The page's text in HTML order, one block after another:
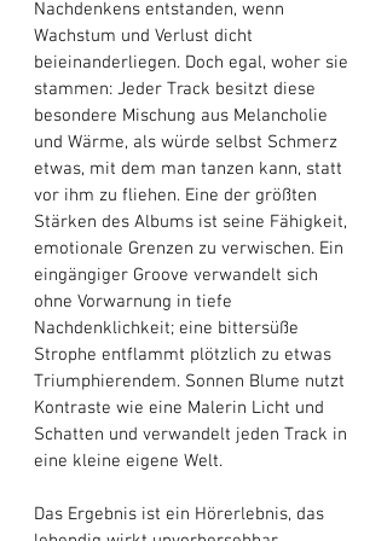
Nachdenkens entstanden, wenn
Wachstum und Verlust dicht
beieinanderliegen. Doch egal, woher sie
stammen: Jeder Track besitzt diese
besondere Mischung aus Melancholie
und Wärme, als würde selbst Schmerz
etwas, mit dem man tanzen kann, statt
vor ihm zu fliehen. Eine der größten
Stärken des Albums ist seine Fähigkeit,
emotionale Grenzen zu verwischen. Ein
eingängiger Groove verwandelt sich
ohne Vorwarnung in tiefe
Nachdenklichkeit; eine bittersüße
Strophe entflammt plötzlich zu etwas
Triumphierendem. Sonnen Blume nutzt
Kontraste wie eine Malerin Licht und
Schatten und verwandelt jeden Track in
eine kleine eigene Welt.
Das Ergebnis ist ein Hörerlebnis, das